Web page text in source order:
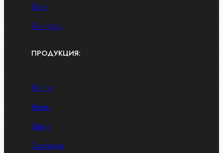
Блог
Контакты
ПРОДУКЦИЯ:
Болты
Винты
Гайки
Заклепки